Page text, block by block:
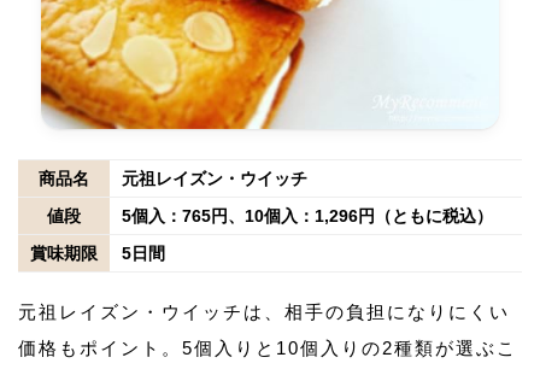
商品名
元祖レイズン・ウイッチ
値段
5個入：765円、10個入：1,296円（ともに税込）
賞味期限
5日間
元祖レイズン・ウイッチは、相手の負担になりにくい
価格もポイント。5個入りと10個入りの2種類が選ぶこ